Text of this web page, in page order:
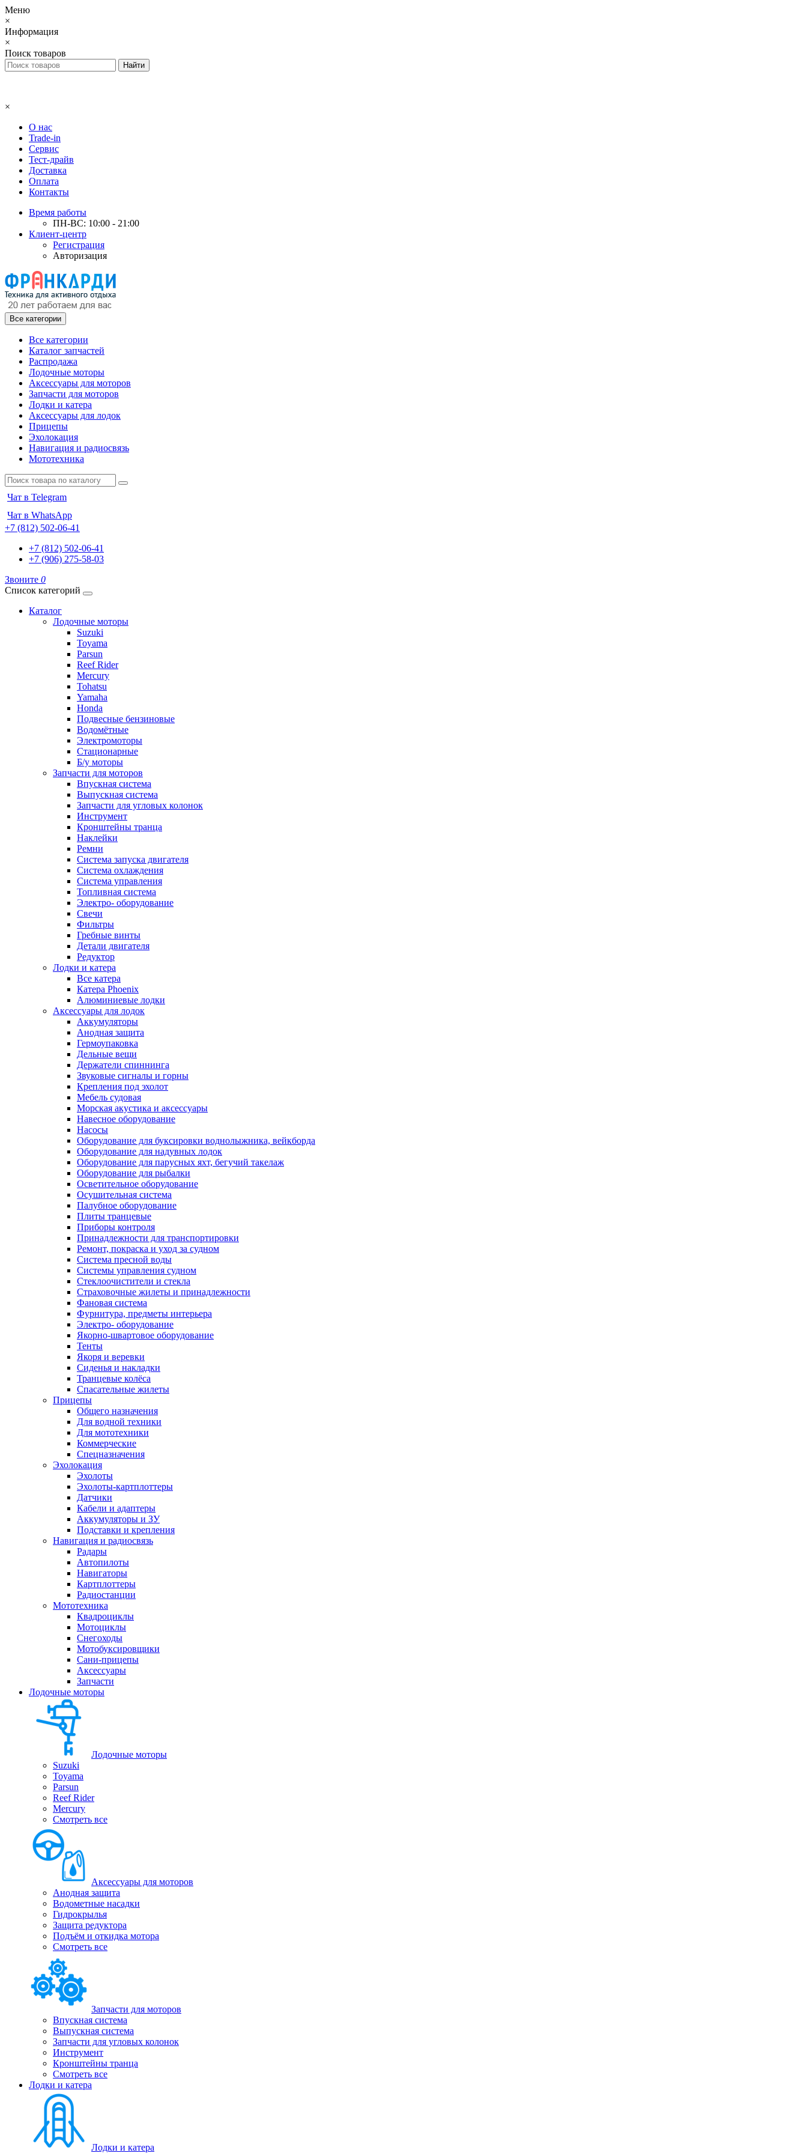
Меню
×
Информация
×
Поиск товаров
×
О нас
Trade-in
Сервис
Тест-драйв
Доставка
Оплата
Контакты
Время работы
ПН-ВС: 10:00 - 21:00
Клиент-центр
Регистрация
Авторизация
Все категории
Все категории
Каталог запчастей
Распродажа
Лодочные моторы
Аксессуары для моторов
Запчасти для моторов
Лодки и катера
Аксессуары для лодок
Прицепы
Эхолокация
Навигация и радиосвязь
Мототехника
Чат в Telegram
Чат в WhatsApp
+7 (812) 502-06-41
+7 (812) 502-06-41
+7 (906) 275-58-03
Звоните 0
Список категорий
Каталог
Лодочные моторы
Suzuki
Toyama
Parsun
Reef Rider
Mercury
Tohatsu
Yamaha
Honda
Подвесные бензиновые
Водомётные
Электромоторы
Стационарные
Б/у моторы
Запчасти для моторов
Впускная система
Выпускная система
Запчасти для угловых колонок
Инструмент
Кронштейны транца
Наклейки
Ремни
Система запуска двигателя
Система охлаждения
Система управления
Топливная система
Электро- оборудование
Свечи
Фильтры
Гребные винты
Детали двигателя
Редуктор
Лодки и катера
Все катера
Катера Phoenix
Алюминиевые лодки
Аксессуары для лодок
Аккумуляторы
Анодная защита
Гермоупаковка
Дельные вещи
Держатели спиннинга
Звуковые сигналы и горны
Крепления под эхолот
Мебель судовая
Морская акустика и аксессуары
Навесное оборудование
Насосы
Оборудование для буксировки воднолыжника, вейкборда
Оборудование для надувных лодок
Оборудование для парусных яхт, бегучий такелаж
Оборудование для рыбалки
Осветительное оборудование
Осушительная система
Палубное оборудование
Плиты транцевые
Приборы контроля
Принадлежности для транспортировки
Ремонт, покраска и уход за судном
Система пресной воды
Системы управления судном
Стеклоочистители и стекла
Страховочные жилеты и принадлежности
Фановая система
Фурнитура, предметы интерьера
Электро- оборудование
Якорно-швартовое оборудование
Тенты
Якоря и веревки
Сиденья и накладки
Транцевые колёса
Спасательные жилеты
Прицепы
Общего назначения
Для водной техники
Для мототехники
Коммерческие
Спецназначения
Эхолокация
Эхолоты
Эхолоты-картплоттеры
Датчики
Кабели и адаптеры
Аккумуляторы и ЗУ
Подставки и крепления
Навигация и радиосвязь
Радары
Автопилоты
Навигаторы
Картплоттеры
Радиостанции
Мототехника
Квадроциклы
Мотоциклы
Снегоходы
Мотобуксировщики
Сани-прицепы
Аксессуары
Запчасти
Лодочные моторы
Лодочные моторы
Suzuki
Toyama
Parsun
Reef Rider
Mercury
Смотреть все
Аксессуары для моторов
Анодная защита
Водометные насадки
Гидрокрылья
Защита редуктора
Подъём и откидка мотора
Смотреть все
Запчасти для моторов
Впускная система
Выпускная система
Запчасти для угловых колонок
Инструмент
Кронштейны транца
Смотреть все
Лодки и катера
Лодки и катера